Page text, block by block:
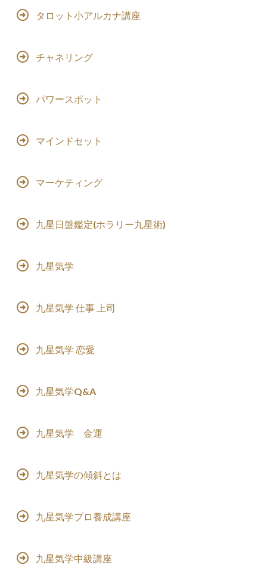
タロット小アルカナ講座
チャネリング
パワースポット
マインドセット
マーケティング
九星日盤鑑定(ホラリー九星術)
九星気学
九星気学 仕事 上司
九星気学 恋愛
九星気学Q&A
九星気学 金運
九星気学の傾斜とは
九星気学プロ養成講座
九星気学中級講座